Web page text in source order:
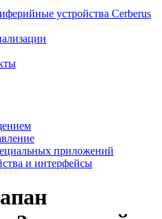
устройства Cerberus
приложений
и интерфейсы